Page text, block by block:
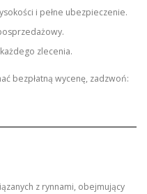
i pełne ubezpieczenie.
zlecenia.
bezpłatną wycenę, zadzwoń:
z rynnami, obejmujący